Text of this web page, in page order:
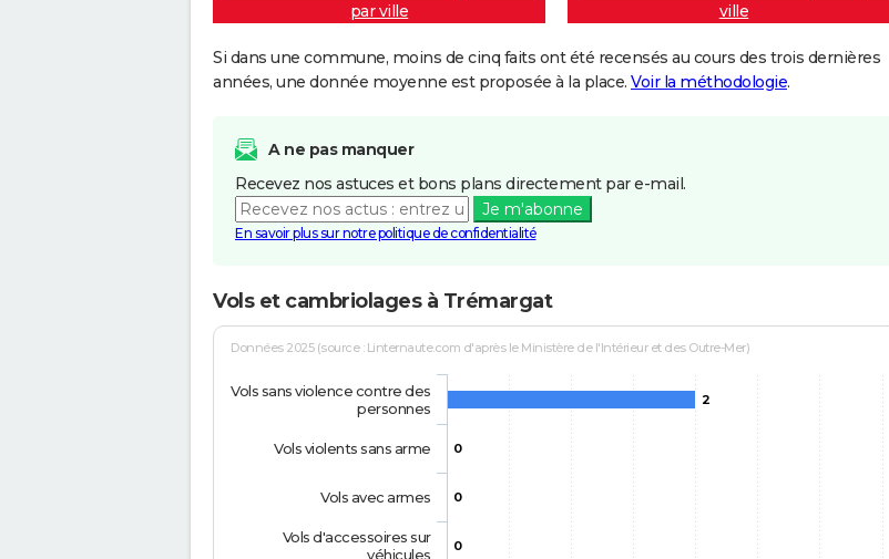
par ville
ville
Si dans une commune, moins de cinq faits ont été recensés au cours des trois dernières
années, une donnée moyenne est proposée à la place. Voir la méthodologie.
A ne pas manquer
Recevez nos astuces et bons plans directement par e-mail.
Je m'abonne
En savoir plus sur notre politique de confidentialité
Vols et cambriolages à Trémargat
Données 2025 (source : Linternaute.com d'après le Ministère de l'Intérieur et des Outre-Mer)
2
0
0
0
Vols sans violence contre des
personnes
Vols violents sans arme
Vols avec armes
Vols d'accessoires sur
véhicules